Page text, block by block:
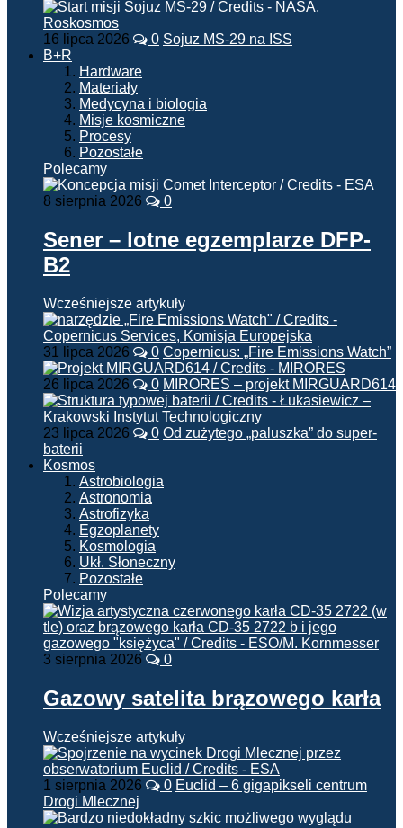
16 lipca 2026 0 Sojuz MS-29 na ISS
B+R
Hardware
Materiały
Medycyna i biologia
Misje kosmiczne
Procesy
Pozostałe
Polecamy
8 sierpnia 2026 0
Sener – lotne egzemplarze DFP-
B2
Wcześniejsze artykuły
31 lipca 2026 0 Copernicus: „Fire Emissions Watch”
26 lipca 2026 0 MIRORES – projekt MIRGUARD614
23 lipca 2026 0 Od zużytego „paluszka” do super-
baterii
Kosmos
Astrobiologia
Astronomia
Astrofizyka
Egzoplanety
Kosmologia
Ukł. Słoneczny
Pozostałe
Polecamy
3 sierpnia 2026 0
Gazowy satelita brązowego karła
Wcześniejsze artykuły
1 sierpnia 2026 0 Euclid – 6 gigapikseli centrum
Drogi Mlecznej